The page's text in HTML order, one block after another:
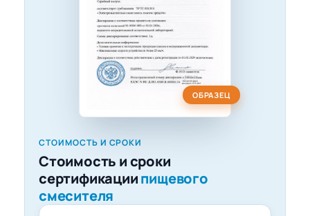
СТОИМОСТЬ И СРОКИ
Стоимость и сроки
сертификациипищевого
смесителя
ОБРАЗЕЦ